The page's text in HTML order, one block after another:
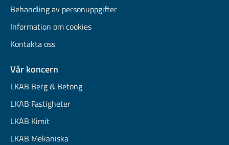
Behandling av personuppgifter
Information om cookies
Kontakta oss
Vår koncern
LKAB Berg & Betong
LKAB Fastigheter
LKAB Kimit
LKAB Mekaniska